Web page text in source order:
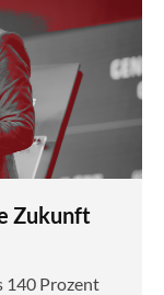
Zukunft
140 Prozent